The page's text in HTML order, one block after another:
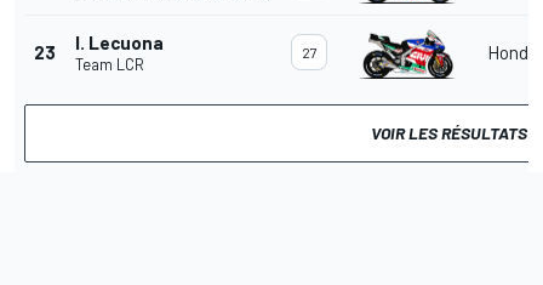
23 I. Lecuona
Team LCR
27 Honda
VOIR LES RÉSULTATS